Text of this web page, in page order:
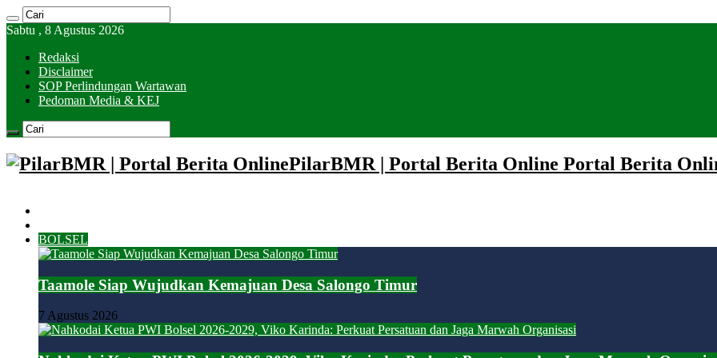
Sabtu , 8 Agustus 2026
Redaksi
Disclaimer
SOP Perlindungan Wartawan
Pedoman Media & KEJ
PilarBMR | Portal Berita Online Portal Berita
BOLSEL
Taamole Siap Wujudkan Kemajuan Desa Salongo Timur
7 Agustus 2026